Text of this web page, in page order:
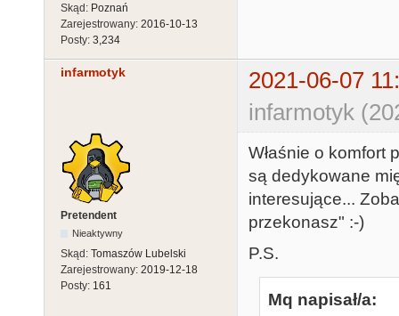
Skąd: Poznań
Zarejestrowany: 2016-10-13
Posty: 3,234
infarmotyk
2021-06-07
infarmotyk
Pretendent
Nieaktywny
Skąd: Tomaszów Lubelski
Zarejestrowany: 2019-12-18
Posty: 161
Właśnie o komfort
są dedykowane
interesujące...
przekonasz" :-)
P.S.
Mq napisał/a: